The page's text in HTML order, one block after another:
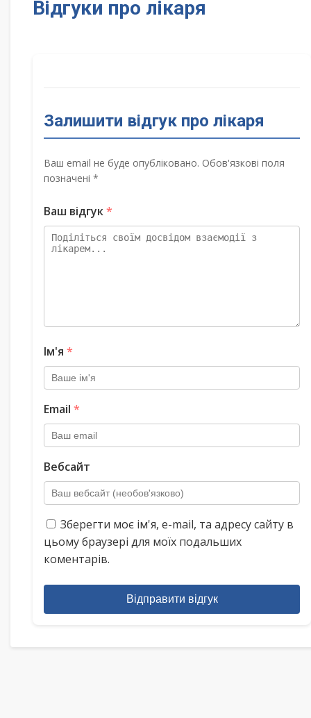
Відгуки про лікаря
Залишити відгук про лікаря
Ваш email не буде опубліковано. Обов'язкові поля
позначені *
Ваш відгук*
Ім'я *
Email *
Вебсайт
Зберегти моє ім'я, e-mail, та адресу сайту в
цьому браузері для моїх подальших
коментарів.
Відправити відгук